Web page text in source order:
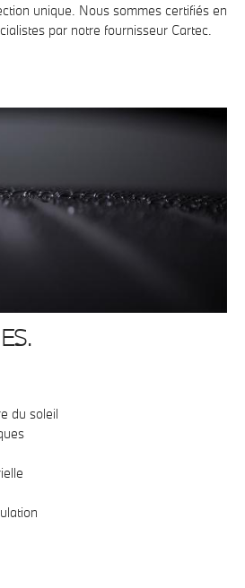
unique. Nous sommes certifiés en
par notre fournisseur Cartec.
du soleil